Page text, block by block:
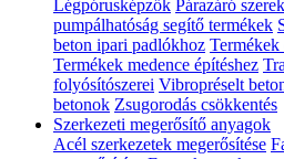
Légpórusképzők Párazáró szerek
pumpálhatóság segítő termékek
beton ipari padlókhoz Termékek
Termékek medence építéshez
folyósítószerei Vibropréselt
betonok Zsugorodás csökkentés
Szerkezeti megerősítő anyagok
Acél szerkezetek megerősítése